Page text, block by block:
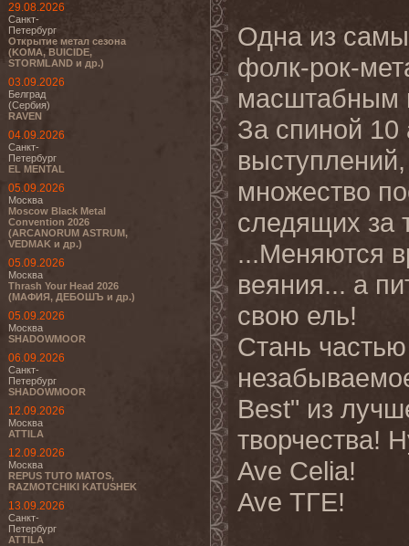
29.08.2026
Санкт-
Петербург
Открытие метал сезона
(KOMA, BUICIDE,
STORMLAND и др.)
03.09.2026
Белград
(Сербия)
RAVEN
04.09.2026
Санкт-
Петербург
EL MENTAL
05.09.2026
Москва
Moscow Black Metal
Convention 2026
(ARCANORUM ASTRUM,
VEDMAK и др.)
05.09.2026
Москва
Thrash Your Head 2026
(МАФИЯ, ДЕБОШЪ и др.)
05.09.2026
Москва
SHADOWMOOR
06.09.2026
Санкт-
Петербург
SHADOWMOOR
12.09.2026
Москва
ATTILA
12.09.2026
Москва
REPUS TUTO MATOS,
RAZMOTCHIKI KATUSHEK
13.09.2026
Санкт-
Петербург
ATTILA
Одна из
фолк-рок-
масштабным
За спиной 10
множество
следящих за
...Меняются
веяния... а
свою ель!
Стань
Best" из
творчества!
Ave Celia!
Ave ТГЕ!